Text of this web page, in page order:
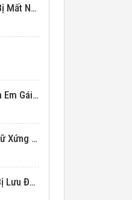
Xuyên Thành Thái Tử Phi Bị Mất Nước
Thập Niên 80 Xuyên Thành Em Gái Học Bá
Thập Niên 70 Trở Thành Nữ Xứng Nuôi Con Làm Giàu
Cả Gia Đình Trung Lương Bị Lưu Đày, Ta Mang Không Gian Cứu Cả Nhà